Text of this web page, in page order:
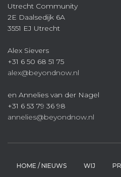
Utrecht Community
2E Daalsedijk 6A
3551 EJ Utrecht
Alex Sievers
+31 6 50 68 51 75
alex@beyondnow.nl
en Annelies van der Nagel
+31 6 53 79 36 98
annelies@beyondnow.nl
HOME / NIEUWS WIJ